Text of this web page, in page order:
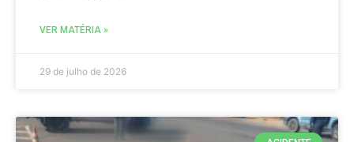
VER MATÉRIA »
29 de julho de 2026